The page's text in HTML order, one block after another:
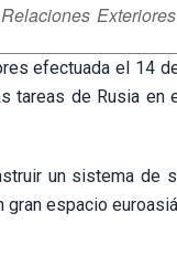
efectuada el 14
tareas de Rusia en
un sistema de
espacio